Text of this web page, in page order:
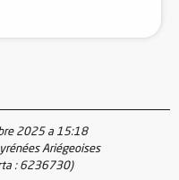
2025 a 15:18
Ariégeoises
: 6236730)